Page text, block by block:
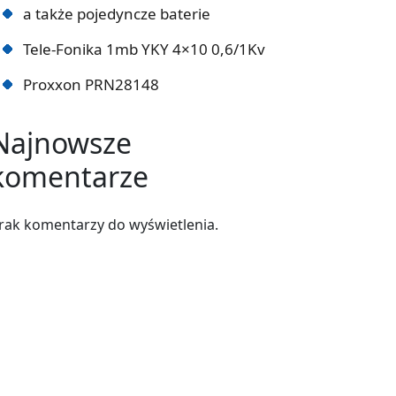
a także pojedyncze baterie
Tele-Fonika 1mb YKY 4×10 0,6/1Kv
Proxxon PRN28148
komentarzy do wyświetlenia.